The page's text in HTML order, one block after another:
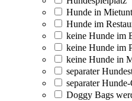
Hunde in
Hunde im
keine Hunde im
keine Hunde im
keine Hunde in
separater
separater
Doggy Bags